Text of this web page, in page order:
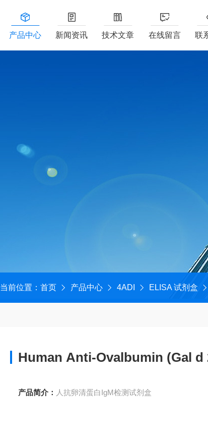
产品中心 新闻资讯 技术文章 在线留言 联
当前位置： 首页 产品中心 4ADI ELISA 试剂盒
Human Anti-Ovalbumin (Gal d
产品简介： 人抗卵清蛋白IgM检测试剂盒